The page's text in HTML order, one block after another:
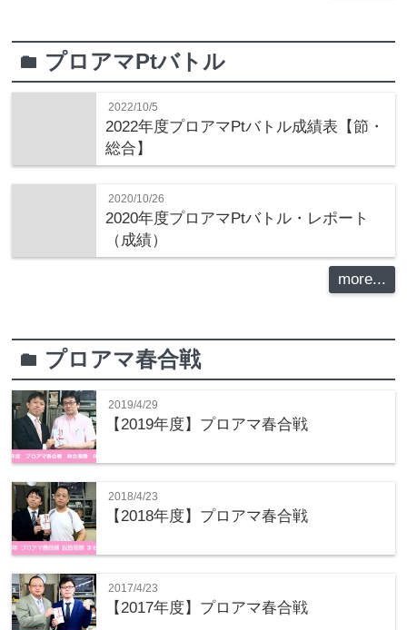
folder プロアマPtバトル
2022/10/5
2022年度プロアマPtバトル成績表【節・
総合】
2020/10/26
2020年度プロアマPtバトル・レポート
（成績）
more...
folder プロアマ春合戦
2019/4/29
【2019年度】プロアマ春合戦
2018/4/23
【2018年度】プロアマ春合戦
2017/4/23
【2017年度】プロアマ春合戦